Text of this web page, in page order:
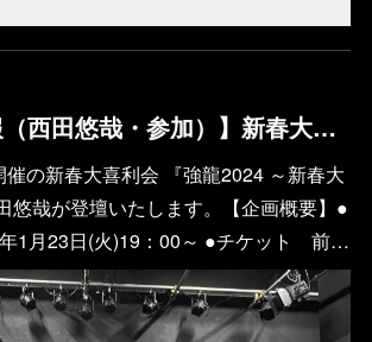
【劇団員情報（西田悠哉・参加）】新春大喜利会 『強龍2024 ～新春大喜利会～』
の新春大喜利会 『強龍2024 ～新春大
悠哉が登壇いたします。【企画概要】●
1月23日(火)19：00～ ●チケット 前…